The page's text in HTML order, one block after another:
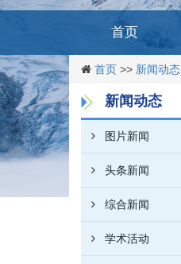
首页
首页 >> 新闻动态
新闻动态
图片新闻
头条新闻
综合新闻
学术活动